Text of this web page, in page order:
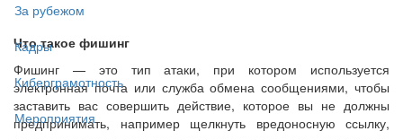
За рубежом
Кадры
Киберграмотность
Мероприятия
Что такое фишинг
Фишинг — это тип атаки, при котором используется
электронная почта или служба обмена сообщениями, чтобы
заставить вас совершить действие, которое вы не должны
предпринимать, например щелкнуть вредоносную ссылку,